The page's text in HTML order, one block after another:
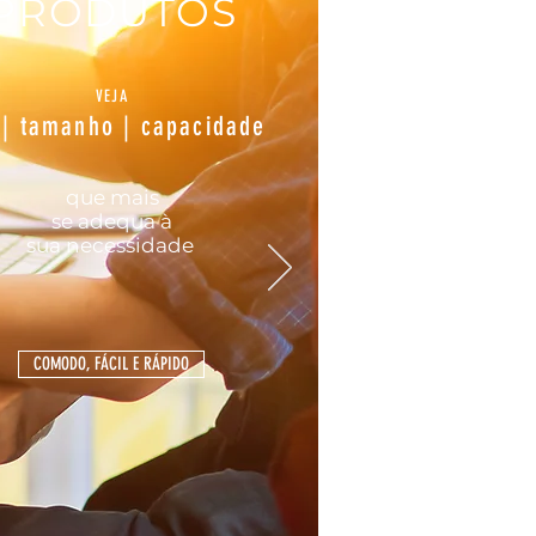
VEJA
tamanho | capacidade
que mais
seadequaà
suanecessidade
COMODO, FÁCIL E RÁPIDO